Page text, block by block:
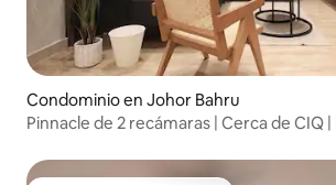
Condominio en Johor Bahru
Pinnacle de 2 recámaras | Cerca de CIQ